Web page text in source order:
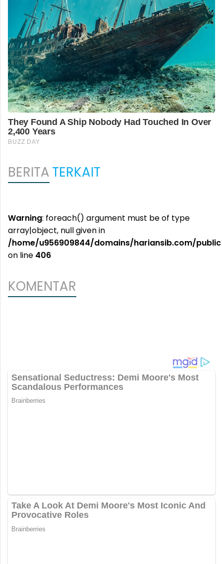
BERITATERKAIT
Warning: foreach() argument must be of type
array|object, null given in
/home/u956909844/domains/hariansib.com/
on line 406
KOMENTAR